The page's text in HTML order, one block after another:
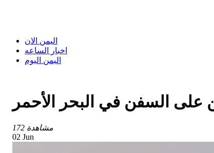
اليمن الان
اخبار الساعه
اليمن اليوم
على السفن في البحر الأحمر
172 مشاهدة
02 Jun